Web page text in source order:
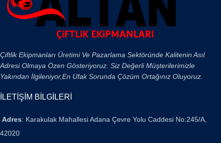
Çiftlik Ekipmanları Üretimi Ve Pazarlama Sektöründe Kalitenin Asıl
Adresi Olmaya Özen Gösteriyoruz. Siz Değerli Müşterilerimizle
Yakından İlgileniyor,En Ufak Sorunda Çözüm Ortağınız Oluyoruz.
İLETİŞİM BİLGİLERİ
Adres: Karakulak Mahallesi Adana Çevre Yolu Caddesi No:245/A,
42020